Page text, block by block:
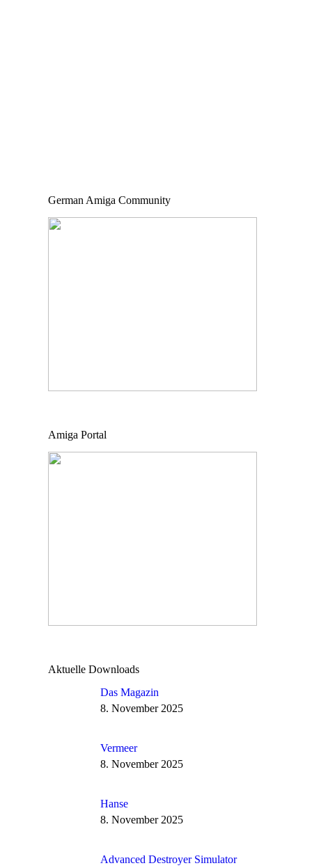
German Amiga Community
Amiga Portal
Aktuelle Downloads
Das Magazin
8. November 2025
Vermeer
8. November 2025
Hanse
8. November 2025
Advanced Destroyer Simulator